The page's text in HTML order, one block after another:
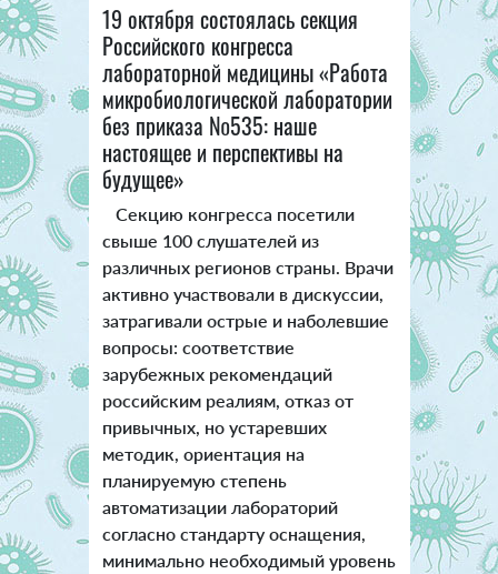
19 октября состоялась секция
Российского конгресса
лабораторной медицины «Работа
микробиологической лаборатории
без приказа №535: наше
настоящее и перспективы на
будущее»
Секцию конгресса посетили
свыше 100 слушателей из
различных регионов страны. Врачи
активно участвовали в дискуссии,
затрагивали острые и наболевшие
вопросы: соответствие
зарубежных рекомендаций
российским реалиям, отказ от
привычных, но устаревших
методик, ориентация на
планируемую степень
автоматизации лабораторий
согласно стандарту оснащения,
минимально необходимый уровень